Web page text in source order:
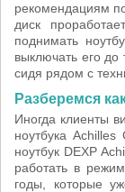
рекомендациям
диск
поднимать
выключать его до
сидя рядом с
Разберемся
Иногда клиенты
ноутбука
ноутбук DEXP
работать в
годы, которые